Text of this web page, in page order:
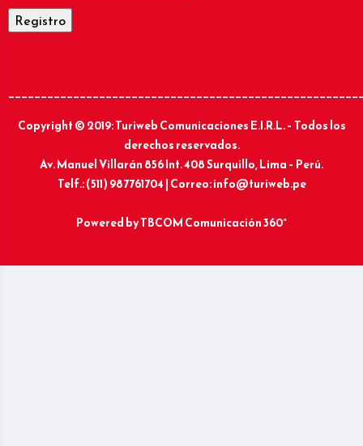
Copyright © 2019: Turiweb Comunicaciones E.I.R.L. – Todos los
derechos reservados.
Av. Manuel Villarán 856 Int. 408 Surquillo, Lima – Perú.
Telf.: (511) 987761704 | Correo: info@turiweb.pe
Powered byTBCOM Comunicación 360°